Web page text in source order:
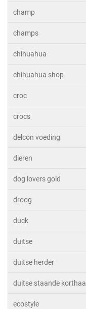
champ
champs
chihuahua
chihuahua shop
croc
crocs
delcon voeding
dieren
dog lovers gold
droog
duck
duitse
duitse herder
duitse staande
ecostyle